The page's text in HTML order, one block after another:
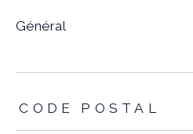
général
TRAD_ZEPHYR_Caracteristique
CODE POSTAL